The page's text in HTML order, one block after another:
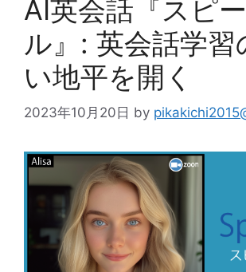
AI英会話『スピ
ル』: 英会話学習
い地平を開く
2023年10月20日 by